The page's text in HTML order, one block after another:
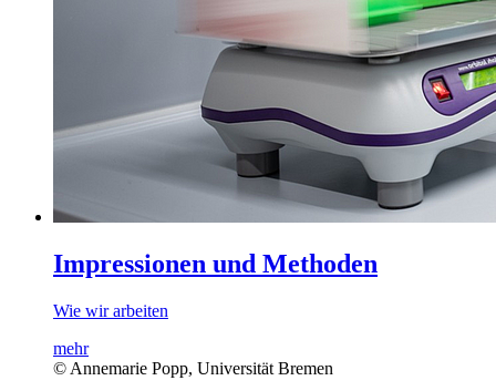
Impressionen und Methoden
Wie wir arbeiten
mehr
© Annemarie Popp, Universität Bremen